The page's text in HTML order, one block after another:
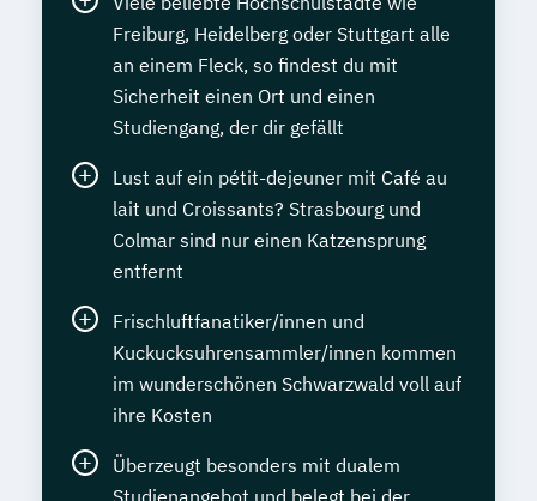
Freiburg, Heidelberg oder Stuttgart alle
an einem Fleck, so findest du mit
Sicherheit einen Ort und einen
Studiengang, der dir gefällt
Lust auf ein pétit-dejeuner mit Café au
lait und Croissants? Strasbourg und
Colmar sind nur einen Katzensprung
entfernt
Frischluftfanatiker/innen und
Kuckucksuhrensammler/innen kommen
im wunderschönen Schwarzwald voll auf
ihre Kosten
Überzeugt besonders mit dualem
Studienangebot und belegt bei der